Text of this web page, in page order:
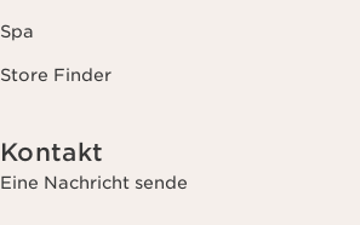
Spa
Store Finder
Kontakt
Eine Nachricht sende